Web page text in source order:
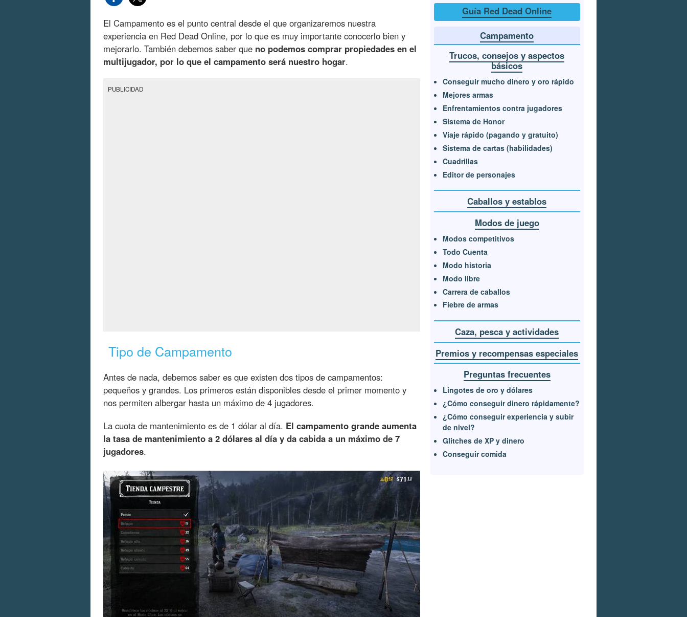
El Campamento es el punto central desde el que organizaremos nuestra
experiencia en Red Dead Online, por lo que es muy importante conocerlo bien y
mejorarlo. También debemos saber que no podemos comprar propiedades en el
multijugador, por lo que el campamento será nuestro hogar.
PUBLICIDAD
Tipo de Campamento
Antes de nada, debemos saber es que existen dos tipos de campamentos:
pequeños y grandes. Los primeros están disponibles desde el primer momento y
nos permiten albergar hasta un máximo de 4 jugadores.
La cuota de mantenimiento es de 1 dólar al día. El campamento grande aumenta
la tasa de mantenimiento a 2 dólares al día y da cabida a un máximo de 7
jugadores.
Guía Red Dead Online
Campamento
Trucos, consejos y aspectos
básicos
Conseguir mucho dinero y oro rápido
Mejores armas
Enfrentamientos contra jugadores
Sistema de Honor
Viaje rápido (pagando y gratuito)
Sistema de cartas (habilidades)
Cuadrillas
Editor de personajes
Caballos y establos
Modos de juego
Modos competitivos
Todo Cuenta
Modo historia
Modo libre
Carrera de caballos
Fiebre de armas
Caza, pesca y actividades
Premios y recompensas especiales
Preguntas frecuentes
Lingotes de oro y dólares
¿Cómo conseguir dinero rápidamente?
¿Cómo conseguir experiencia y subir
de nivel?
Glitches de XP y dinero
Conseguir comida